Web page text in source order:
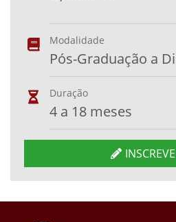
Modalidade
Pós-Graduação a
Duração
4 a 18 meses